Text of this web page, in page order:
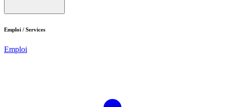
Emploi / Services
Emploi